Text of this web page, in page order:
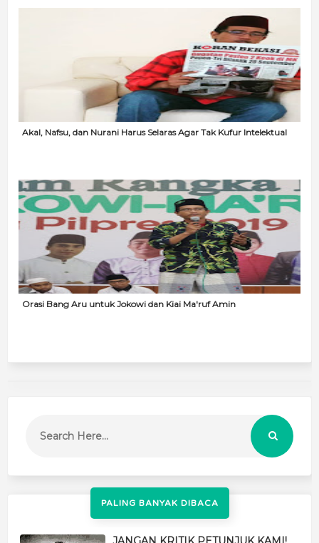
Akal, Nafsu, dan Nurani Harus Selaras Agar Tak Kufur Intelektual
Orasi Bang Aru untuk Jokowi dan Kiai Ma'ruf Amin
PALING BANYAK DIBACA